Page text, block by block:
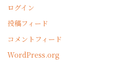
ログイン
投稿フィード
コメントフィード
WordPress.org